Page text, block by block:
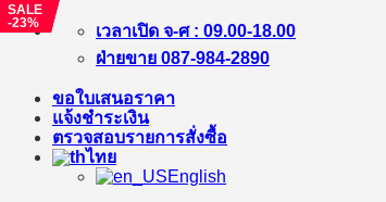
ข้าม
เนื้อหา
เวลาเปิด จ-ศ : 09.00-18.00
ฝ่ายขาย 087-984-2890
ขอใบเสนอราคา
แจ้งชำระเงิน
ตรวจสอบรายการสั่งซื้อ
ไทย
English
SALE
-23%
SALE
-%